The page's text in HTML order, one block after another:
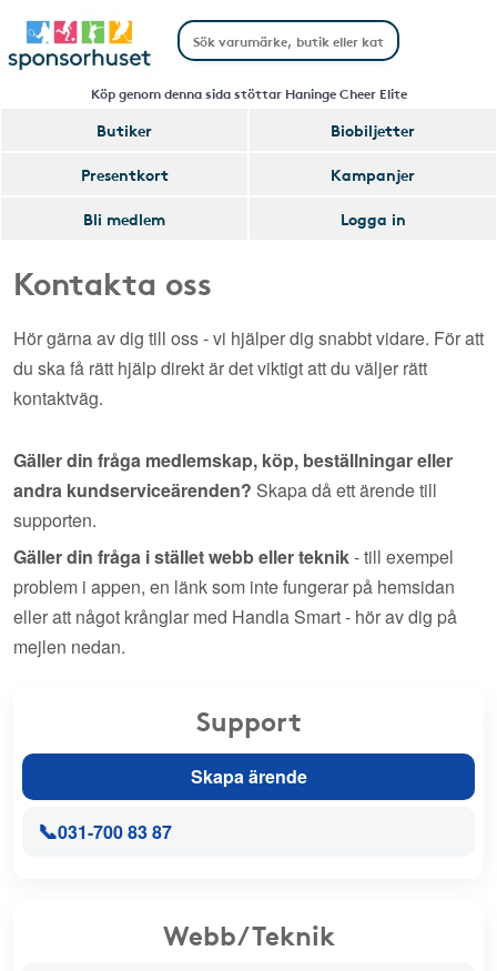
Köp genom denna sida stöttar Haninge Cheer Elite
Butiker
Biobiljetter
Presentkort
Kampanjer
Bli medlem
Logga in
Kontakta oss
Hör gärna av dig till oss - vi hjälper dig snabbt vidare. För att
du ska få rätt hjälp direkt är det viktigt att du väljer rätt
kontaktväg.
Gäller din fråga medlemskap, köp, beställningar eller
andra kundserviceärenden? Skapa då ett ärende till
supporten.
Gäller din fråga i stället webb eller teknik- till exempel
problem i appen, en länk som inte fungerar på hemsidan
eller att något krånglar med Handla Smart - hör av dig på
mejlen nedan.
Support
Skapa ärende
📞031-700 83 87
Webb/Teknik